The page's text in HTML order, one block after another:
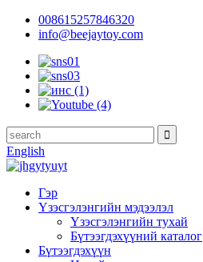
008615257846320
info@beejaytoy.com
English
Гэр
Үзэсгэлэнгийн мэдээлэл
Үзэсгэлэнгийн тухай
Бүтээгдэхүүний каталог
Бүтээгдэхүүн